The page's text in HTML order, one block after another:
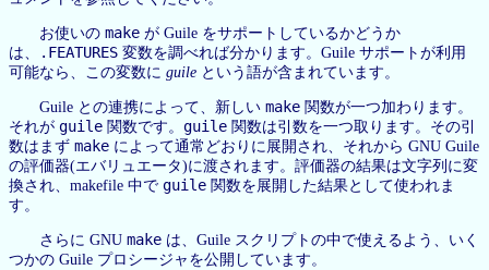
お使いの make が Guile をサポートしているかどうか
は、
.FEATURES 変数を調べれば分かります。Guile サポートが利用
可能なら、この変数に guile という語が含まれています。
Guile との連携によって、新しい make 関数が一つ加わります。
それが guile 関数です。 guile 関数は引数を一つ取ります。その引
数はまず make によって通常どおりに展開され、それから GNU Guile
の評価器(エバリュエータ)に渡されます。評価器の結果は文字列に変
換され、makefile 中で guile 関数を展開した結果として使われま
す。
さらに GNU make は、Guile スクリプトの中で使えるよう、いく
つかの Guile プロシージャを公開しています。